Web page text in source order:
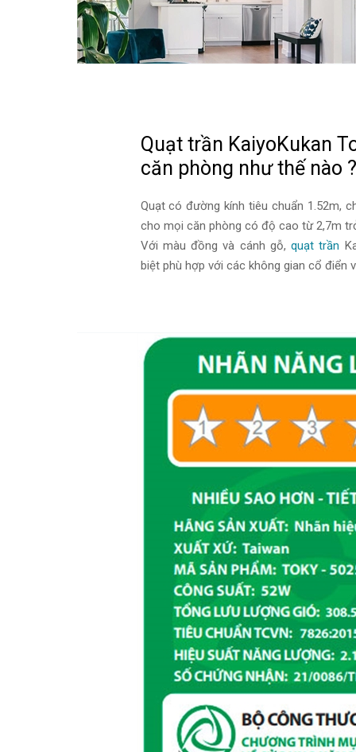
Quạt trần KaiyoKukan
căn phòng như thế nào ?
Quạt có đường kính tiêu chuẩn 1.52m,
cho mọi căn phòng có độ cao từ 2,7m
Với màu đồng và cánh gỗ,quạt trần
biệt phù hợp với các không gian cổ điển